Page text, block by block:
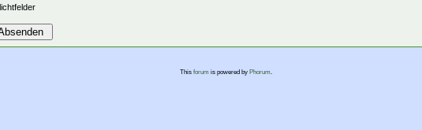
This forumis powered by Phorum.